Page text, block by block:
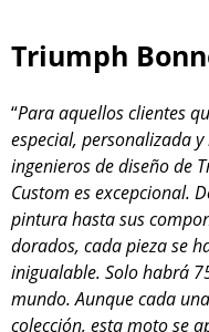
Triumph
“Para aquellos clientes
especial, personalizada
ingenieros de diseño de
Custom es excepcional.
pintura hasta sus
dorados, cada pieza se
inigualable. Solo habrá
mundo. Aunque cada
colección, esta moto se